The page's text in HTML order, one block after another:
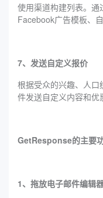
使用渠道构建列表。通
Facebook广告模板、
7、发送自定义报价
根据受众的兴趣、人
件发送自定义内容和优
GetResponse的主要功
1、拖放电子邮件编辑